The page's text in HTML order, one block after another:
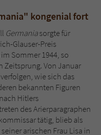
kongenial fort
Germaniasorgte für
Glauser-Preis
im Sommer 1944, so
Zeitsprung. Von Januar
wie sich das
bekannten Figuren
Hitlers
des Arierparagraphen
tätig, blieb als
arischen Frau Lisa in